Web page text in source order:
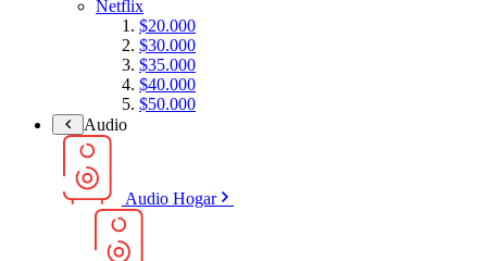
Netflix
$20.000
$30.000
$35.000
$40.000
$50.000
Audio
Audio Hogar